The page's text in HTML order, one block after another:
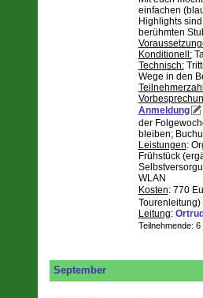
einfachen
Highlights
berühmten
Konditionell:
Technisch:
Wege in den
Anmeldung
der
bleiben;
Leistungen:
Frühstück
WLAN
Kosten: 770
Tourenleitung)
Leitung:
Teilnehmende:
September